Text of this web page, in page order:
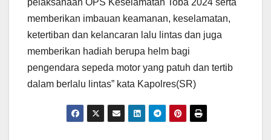
memberikan imbauan keamanan, keselamatan,
ketertiban dan kelancaran lalu lintas dan juga
memberikan hadiah berupa helm bagi
pengendara sepeda motor yang patuh dan tertib
dalam berlalu lintas” kata Kapolres(SR)